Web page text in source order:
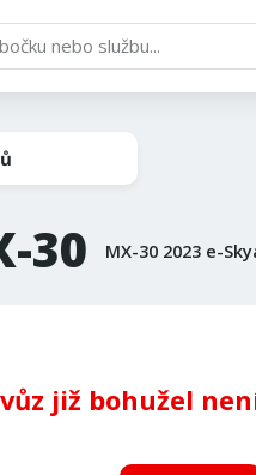
30 MX-30 2023 e-
již bohužel